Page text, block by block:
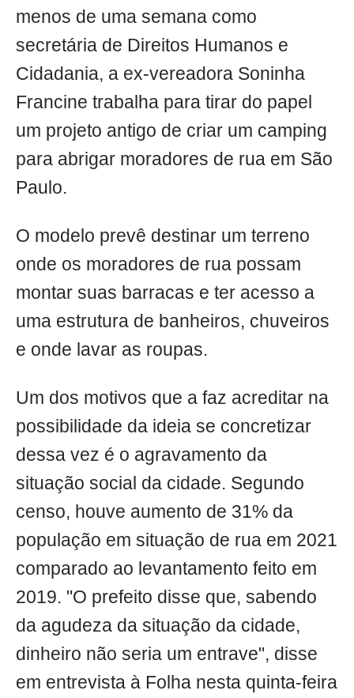
menos de uma semana como
secretária de Direitos Humanos e
Cidadania, a ex-vereadora Soninha
Francine trabalha para tirar do papel
um projeto antigo de criar um camping
para abrigar moradores de rua em São
Paulo.
O modelo prevê destinar um terreno
onde os moradores de rua possam
montar suas barracas e ter acesso a
uma estrutura de banheiros, chuveiros
e onde lavar as roupas.
Um dos motivos que a faz acreditar na
possibilidade da ideia se concretizar
dessa vez é o agravamento da
situação social da cidade. Segundo
censo, houve aumento de 31% da
população em situação de rua em 2021
comparado ao levantamento feito em
2019. "O prefeito disse que, sabendo
da agudeza da situação da cidade,
dinheiro não seria um entrave", disse
em entrevista à Folha nesta quinta-feira